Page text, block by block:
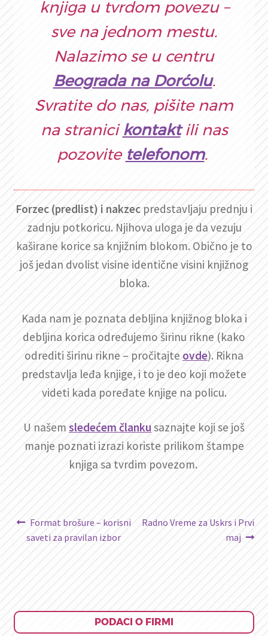
knjiga u tvrdom povezu –
sve na jednom mestu.
Nalazimo se u centru
Beograda na Dorćolu.
Svratite do nas, pišite nam
na stranici kontaktili nas
pozovite telefonom.
Forzec (predlist) i nakzecpredstavljaju prednju i
zadnju potkoricu. Njihova uloga je da vezuju
kaširane korice sa knjižnim blokom. Obično je to
još jedan dvolist visine identične visini knjižnog
bloka.
Kada nam je poznata debljina knjižnog bloka i
debljina korica određujemo širinu rikne (kako
odrediti širinu rikne – pročitajte ovde). Rikna
predstavlja leđa knjige, i to je deo koji možete
videti kada poređate knjige na policu.
U našem sledećem članku saznajte koji se još
manje poznati izrazi koriste prilikom štampe
knjiga sa tvrdim povezom.
Kretanje
članka
Prethodni
članak:
Format brošure – korisni
saveti za pravilan izbor
Sledeći
članak:
Radno Vreme za Uskrs i Prvi
maj
PODACI O FIRMI